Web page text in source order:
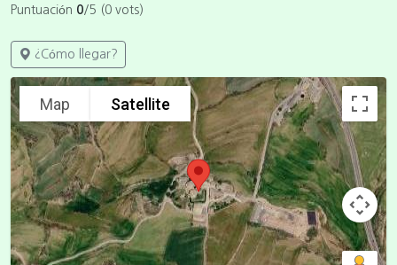
Puntuación 0/5 (0 vots)
¿Cómo llegar?
Map Satellite